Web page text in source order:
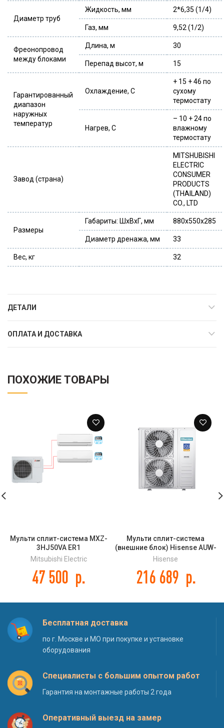
Диаметр труб
Жидкость, мм 2*6,35 (1/4)
Газ, мм 9,52 (1/2)
Фреонопровод
между блоками
Длина, м 30
Перепад высот, м 15
Гарантированный
диапазон
наружных
температур
Охлаждение, С
+ 15 + 46 по
сухому
термостату
Нагрев, С
– 10 + 24 по
влажному
термостату
Завод (страна)
MITSHUBISHI
ELECTRIC
CONSUMER
PRODUCTS
(THAILAND)
CO., LTD
Размеры
Габариты: ШхВхГ, мм 880x550x285
Диаметр дренажа, мм 33
Вес, кг 32
ДЕТАЛИ
ОПЛАТА И ДОСТАВКА
ПОХОЖИЕ ТОВАРЫ
Мульти сплит-система MXZ-
3HJ50VA ER1
Mitsubishi Electric
47 500 р.
Мульти сплит-система
(внешние блок) Hisense AUW-
60U6SP DC Inverter
Hisense
216 689 р.
Бесплатная доставка
по г. Москве и МО при покупке и установке
оборудования
Специалисты с большим опытом работ
Гарантия на монтажные работы 2 года
Оперативный выезд на замер